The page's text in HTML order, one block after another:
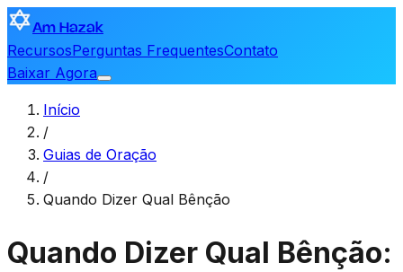
Am Hazak
RecursosPerguntas FrequentesContato
Baixar Agora
Início
/
Guias de Oração
/
Quando Dizer Qual Bênção
Quando Dizer Qual Bênção: